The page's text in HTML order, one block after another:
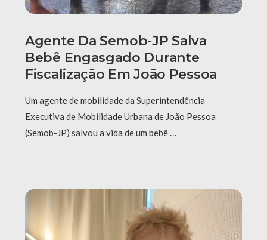
Agente Da Semob-JP Salva
Bebê Engasgado Durante
Fiscalização Em João Pessoa
Um agente de mobilidade da Superintendência
Executiva de Mobilidade Urbana de João Pessoa
(Semob-JP) salvou a vida de um bebê …